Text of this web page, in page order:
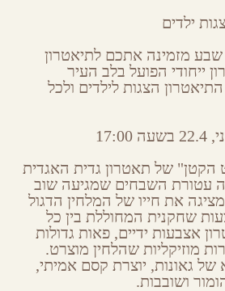
ילדים
מזמינה אתכם לתיאטרון
ייחודי הפועל בלב העיר
הצגות לילדים ולכל
הקטן" של תאטרון גדית האגדית
עטורת השבחים שמגיעה שוב
את חייו של המלחין הדגול
שחקנית המחוללת בין כל
אצבעות ידיים, פאות גדולות
מוזיקליות שהלחין מוצרט.
גאונות, יוצרת קסם אמיתי,
ושובבות.